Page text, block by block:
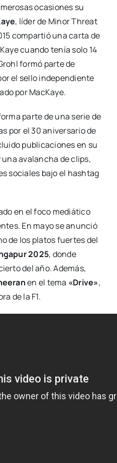
ocasiones su
, líder de Minor Threat
compartió una carta de
cuando tenía solo 14
formó parte de
el sello independiente
por MacKaye.
parte de una serie de
por el 30 aniversario de
publicaciones en su
una avalancha de clips,
sociales bajo el hashtag
en el foco mediático
En mayo se anunció
de los platos fuertes del
2025, donde
del año. Además,
en el tema «Drive»,
de la F1.